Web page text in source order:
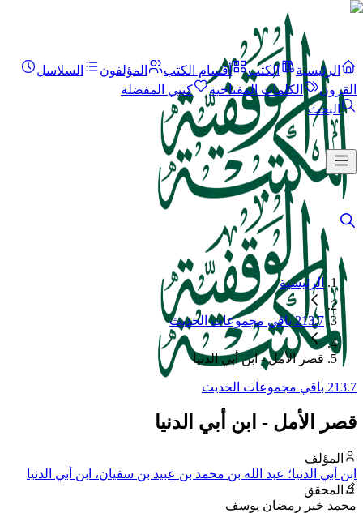
الرئيسية الكتب أقسام الكتب المؤلفون
السلاسل
القرون
الكلمات المفتاحية
كتبي المفضلة
البحث
الرئيسية
213.7 باقي مجموعات الحديث
قصر الأمل - ابن أبي الدنيا
213.7 باقي مجموعات الحديث
قصر الأمل - ابن أبي الدنيا
المؤلف
ابن أبي الدنيا؛ عبد الله بن محمد بن عبيد بن سفيان، ابن أبي الدنيا
القرشي الأموي، مولاهم، البغدادي، أبو بكر
المحقق
محمد خير رمضان يوسف